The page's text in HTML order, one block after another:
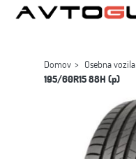
Domov Osebna vozila
195/60R15 88H (p)